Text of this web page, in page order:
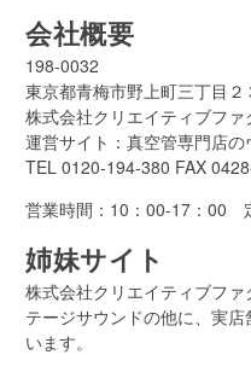
会社概要
198-0032
東京都青梅市野上町三丁目２
株式会社クリエイティブファ
運営サイト：真空管専門店
TEL 0120-194-380 FAX
営業時間：10：00-17：00
姉妹サイト
株式会社クリエイティブフ
テージサウンドの他に、実
います。